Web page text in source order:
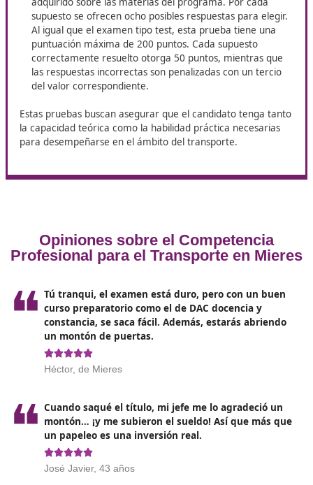
Mediante la finalización de un grado superior en
transporte (Formación Profesional reglada).
Contando en la empresa con un gestor de
acreditado, cuya titulación permite capacitar a la
y cumplir con los requisitos exigidos.
El examen para obtener el título de competencia
para el transporte consta dedos pruebas principales
prácticos del candidato:
Examen tipo test: Consiste en 200 preguntas
relacionadas con las materias que conforman el
programa. Cada pregunta presenta cuatro
respuesta. La puntuación máxima en esta prueba
penalizando con un tercio del valor por cada
incorrecta.
Prueba de supuestos prácticos
4 casos prácticos donde se debe aplicar el
adquirido sobre las materias del programa. Por